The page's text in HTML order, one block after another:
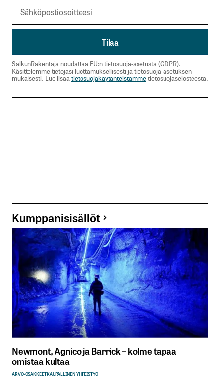
SalkunRakentaja noudattaa EU:n tietosuoja-asetusta (GDPR).
Käsittelemme tietojasi luottamuksellisesti ja tietosuoja-asetuksen
mukaisesti. Lue lisää tietosuojakäytänteistämmetietosuojaselosteesta.
Kumppanisisällöt
Newmont, Agnico ja Barrick – kolme tapaa
omistaa kultaa
ARVO-OSAKKEETKAUPALLINEN YHTEISTYÖ